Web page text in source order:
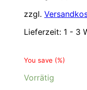
zzgl.
Lieferzeit: 1 - 3
You save (%)
Vorrätig